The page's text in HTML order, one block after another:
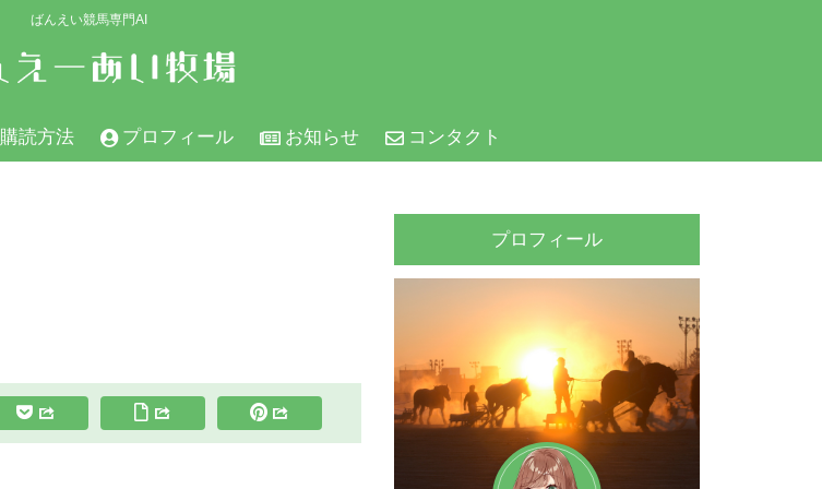
ばんえい競馬専門AI
購読方法 プロフィール お知らせ コンタクト
プロフィール